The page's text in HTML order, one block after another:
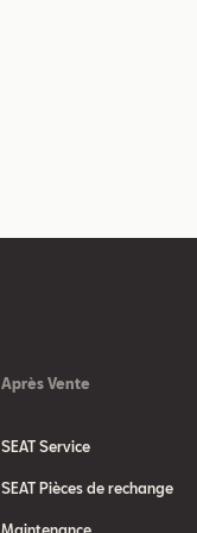
Après Vente
SEAT Service
SEAT Pièces de rechange
Maintenance